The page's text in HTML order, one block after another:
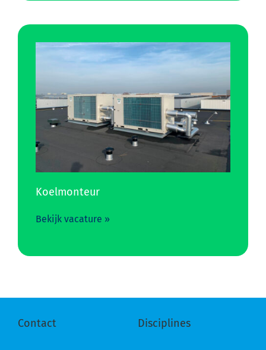
Koelmonteur
Bekijk vacature »
Contact Disciplines